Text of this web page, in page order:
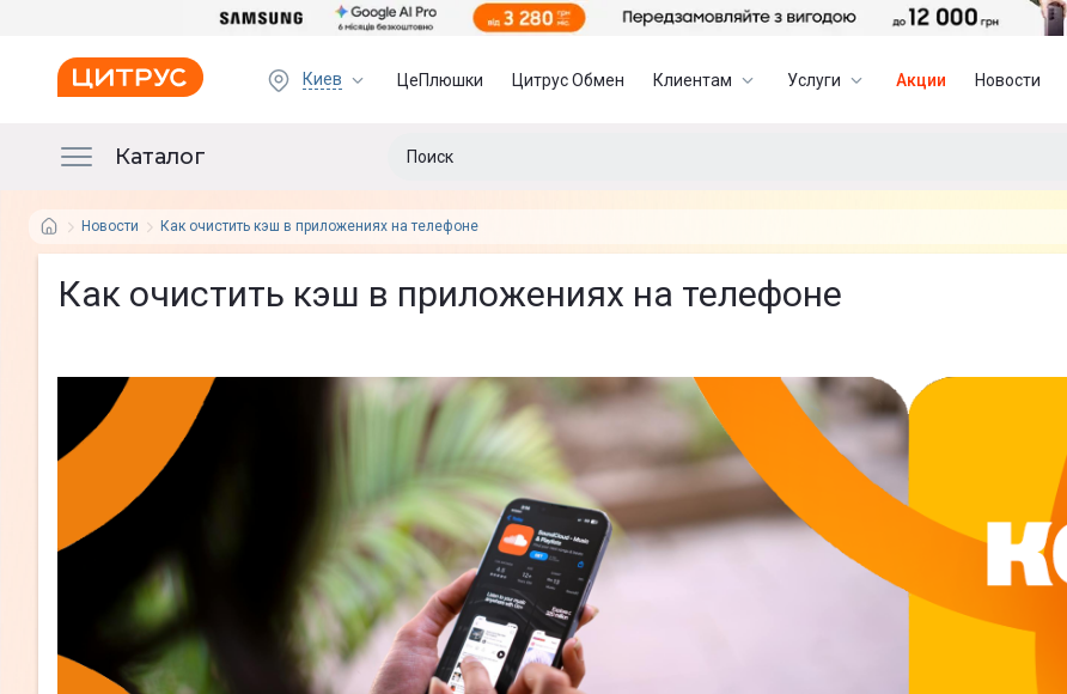
Киев ЦеПлюшки Цитрус Обмен Клиентам Услуги Акции Новости
Каталог
Новости Как очистить кэш в приложениях на телефоне
Как очистить кэш в приложениях на телефоне